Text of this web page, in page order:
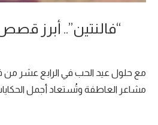
“فالنتين”.. أبرز
مع حلول عيد الحب في الرابع عشر من
مشاعر العاطفة وتُستعاد أجمل